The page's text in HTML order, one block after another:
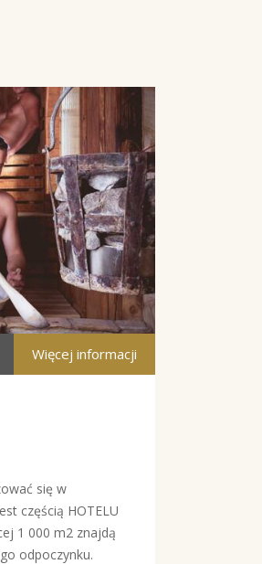
Więcej informacji
się w
częścią HOTELU
1 000 m2 znajdą
odpoczynku.